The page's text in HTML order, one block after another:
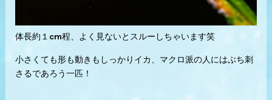
体長約１cm程、よく見ないとスルーしちゃいます笑
小さくても形も動きもしっかりイカ、マクロ派の人にはぶち刺
さるであろう一匹！